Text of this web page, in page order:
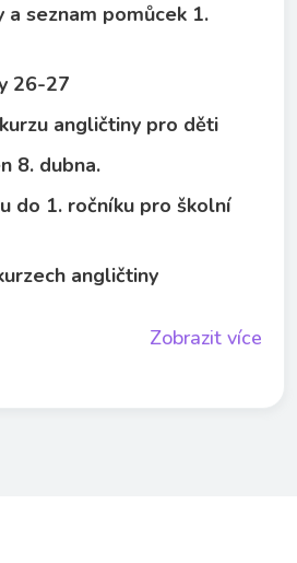
a seznam pomůcek 1.
26-27
angličtiny pro děti
8. dubna.
do 1. ročníku pro školní
angličtiny
Zobrazit více